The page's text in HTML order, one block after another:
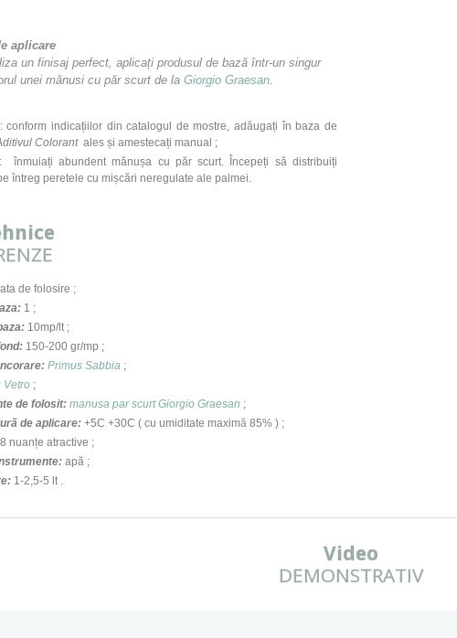
aplicare
un finisaj perfect, aplicați produsul de bază într-un singur
unei mănusi cu păr scurt de la Giorgio Graesan
: conform indicațiilor din catalogul de mostre, adăugați în baza de
Colorantales și amestecați manual ;
: înmuiați abundent mănușa cu păr scurt. Începeți să distribuiți
întreg peretele cu mișcări neregulate ale palmei.
de folosire ;
: 1 ;
: 10mp/lt ;
: 150-200 gr/mp ;
: Primus Sabbia ;
Vetro ;
de folosit: manusa par scurt Giorgio Graesan ;
de aplicare: +5C +30C ( cu umiditate maximă 85% ) ;
nuanțe atractive ;
: apă ;
: 1-2,5-5 lt .
Video
DEMONSTRATIV